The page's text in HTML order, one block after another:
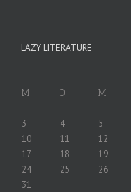
LAZY LITERATURE
M D M
3
4 5
10
11 12
17
18 19
24
25 26
31